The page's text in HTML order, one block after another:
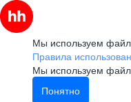
Мы используем
Правила
Мы используем
Понятно